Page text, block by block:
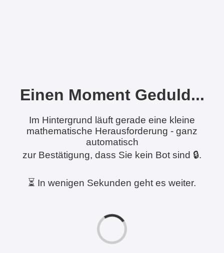
Einen Moment Geduld...
Im Hintergrund läuft gerade eine kleine
mathematische Herausforderung - ganz
automatisch
zur Bestätigung, dass Sie kein Bot sind 🔒.
⏳ In wenigen Sekunden geht es weiter.